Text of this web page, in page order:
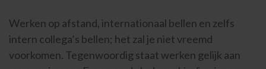
Werken op afstand, internationaal bellen en zelfs
intern collega’s bellen; het zal je niet vreemd
voorkomen. Tegenwoordig staat werken gelijk aan